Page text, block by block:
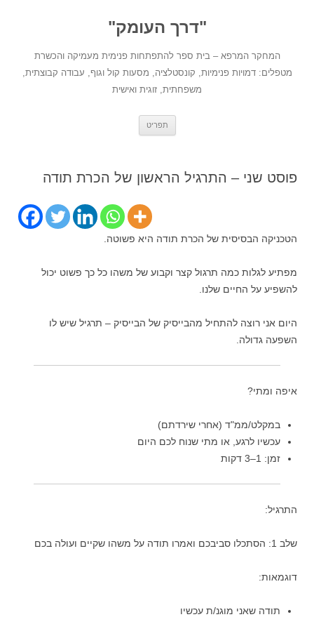
"דרך העומק"
המחקר המרפא – בית ספר להתפתחות פנימית מעמיקה והכשרת
מטפלים: דמויות פנימיות, קונסטלציה, מסעות קול וגוף, עבודה קבוצתית,
משפחתית, זוגית ואישית
תפריט
פוסט שני – התרגיל הראשון של הכרת תודה
הטכניקה הבסיסית של הכרת תודה היא פשוטה.
מפתיע לגלות כמה תרגול קצר וקבוע של משהו כל כך פשוט יכול
להשפיע על החיים שלנו.
היום אני רוצה להתחיל מהבייסיק של הבייסיק – תרגיל שיש לו
השפעה גדולה.
איפה ומתי?
במקלט/ממ"ד (אחרי שירדתם)
עכשיו לרגע, או מתי שנוח לכם היום
זמן: 1–3 דקות
התרגיל:
שלב 1: הסתכלו סביבכם ואמרו תודה על משהו שקיים ועולה בכם
דוגמאות:
תודה שאני מוגנ/ת עכשיו